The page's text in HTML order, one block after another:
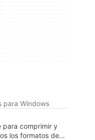
para Windows
para comprimir y
los formatos de